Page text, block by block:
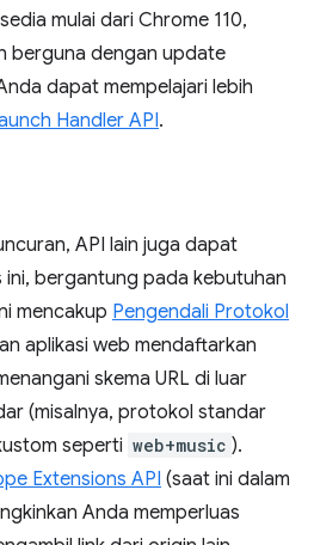
mulai dari Chrome 110,
berguna dengan update
dapat mempelajari lebih
Handler API.
API lain juga dapat
bergantung pada kebutuhan
mencakup Pengendali Protokol
aplikasi web mendaftarkan
skema URL di luar
(misalnya, protokol standar
seperti web+music ).
Extensions API (saat ini dalam
Anda memperluas